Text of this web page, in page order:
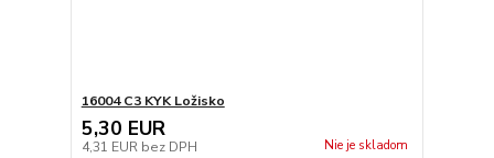
16004 C3 KYK Ložisko
5,30 EUR
4,31 EUR bez DPH Nie je skladom